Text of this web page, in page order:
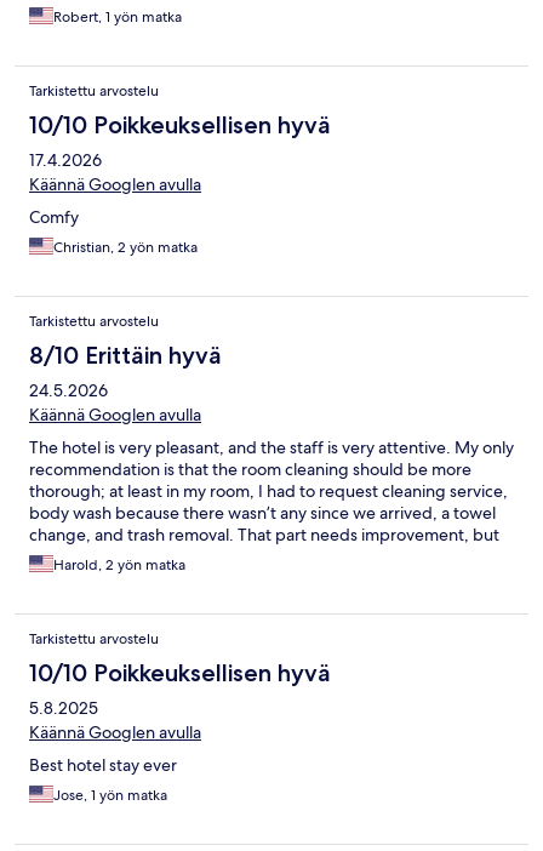
Robert, 1 yön matka
Tarkistettu arvostelu
10/10 Poikkeuksellisen hyvä
17.4.2026
Käännä Googlen avulla
Comfy
Christian, 2 yön matka
Tarkistettu arvostelu
8/10 Erittäin hyvä
24.5.2026
Käännä Googlen avulla
The hotel is very pleasant, and the staff is very attentive. My only
recommendation is that the room cleaning should be more
thorough; at least in my room, I had to request cleaning service,
body wash because there wasn’t any since we arrived, a towel
change, and trash removal. That part needs improvement, but
the hotel and the people are very kind, and they resolved the
situation for me quickly. Breakfast is great!
Harold, 2 yön matka
Tarkistettu arvostelu
10/10 Poikkeuksellisen hyvä
5.8.2025
Käännä Googlen avulla
Best hotel stay ever
Jose, 1 yön matka